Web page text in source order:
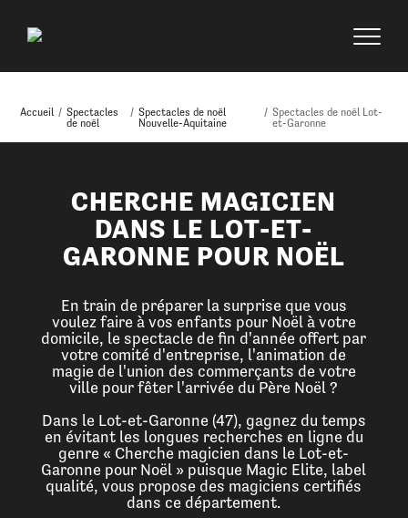
Accueil / Spectacles
de noël
/ Spectacles de noël
Nouvelle-Aquitaine
/ Spectacles de noël Lot-
et-Garonne
CHERCHE MAGICIEN
DANS LE LOT-ET-
GARONNE POUR NOËL
En train de préparer la surprise que vous
voulez faire à vos enfants pour Noël à votre
domicile, le spectacle de fin d'année offert par
votre comité d'entreprise, l'animation de
magie de l'union des commerçants de votre
ville pour fêter l'arrivée du Père Noël ?
Dans le Lot-et-Garonne (47), gagnez du temps
en évitant les longues recherches en ligne du
genre « Cherche magicien dans le Lot-et-
Garonne pour Noël » puisque Magic Elite, label
qualité, vous propose des magiciens certifiés
dans ce département.